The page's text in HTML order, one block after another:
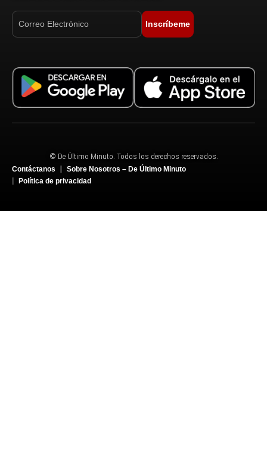
Inscríbeme
© De Último Minuto. Todos los derechos reservados.
Contáctanos
Sobre Nosotros – De Último Minuto
Política de privacidad